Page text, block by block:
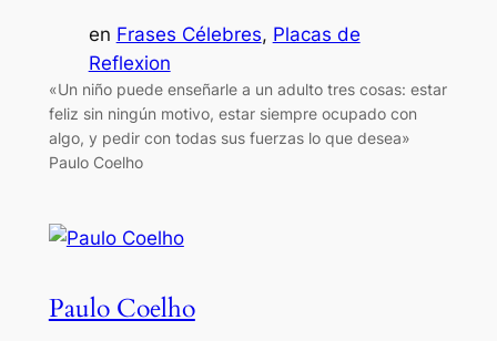
en Frases Célebres, Placas de
Reflexion
«Un niño puede enseñarle a un adulto tres cosas: estar
feliz sin ningún motivo, estar siempre ocupado con
algo, y pedir con todas sus fuerzas lo que desea»
Paulo Coelho
Paulo Coelho